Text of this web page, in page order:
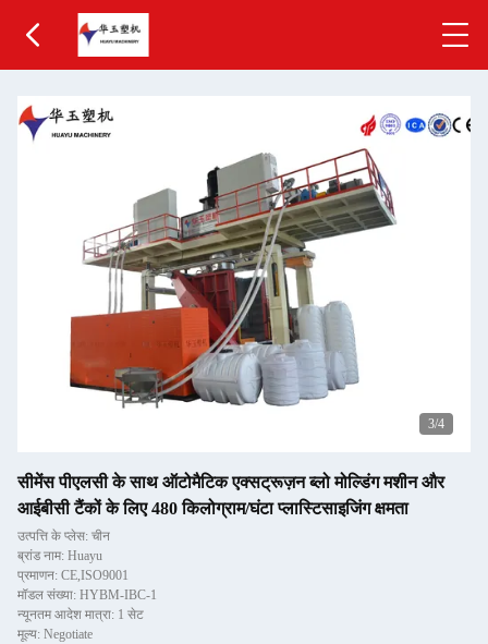
3/4
सीमेंस पीएलसी के साथ ऑटोमैटिक एक्सट्रूज़न ब्लो मोल्डिंग मशीन और
आईबीसी टैंकों के लिए 480 किलोग्राम/घंटा प्लास्टिसाइजिंग क्षमता
उत्पत्ति के प्लेस: चीन
ब्रांड नाम: Huayu
प्रमाणन: CE,ISO9001
मॉडल संख्या: HYBM-IBC-1
न्यूनतम आदेश मात्रा: 1 सेट
मूल्य: Negotiate